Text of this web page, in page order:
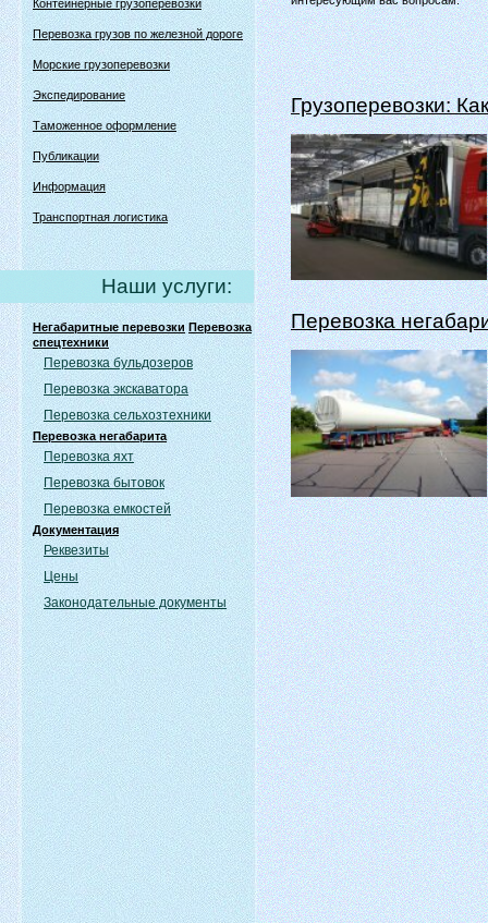
Контейнерные грузоперевозки
Перевозка грузов по железной дороге
Морские грузоперевозки
Экспедирование
Таможенное оформление
Публикации
Информация
Транспортная логистика
Наши услуги:
Негабаритные перевозки Перевозка
спецтехники
Перевозка бульдозеров
Перевозка экскаватора
Перевозка сельхозтехники
Перевозка негабарита
Перевозка яхт
Перевозка бытовок
Перевозка емкостей
Документация
Реквезиты
Цены
Законодательные документы
Грузоперевозки:
Перевозка